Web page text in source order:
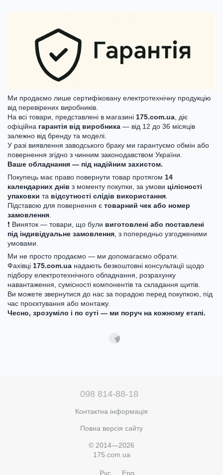
Ми продаємо лише сертифіковану електротехнічну продукцію
від перевірених виробників.
На всі товари, представлені в магазині 175.com.ua , діє
офіційна гарантія від виробника — від 12 до 36 місяців
залежно від бренду та моделі.
У разі виявлення заводського браку ми гарантуємо обмін або
повернення згідно з чинним законодавством України.
Ваше обладнання — під надійним захистом.
Покупець має право повернути товар протягом 14
календарних днів з моменту покупки, за умови цілісності
упаковки та відсутності слідів використання
Підставою для повернення є товарний чек або номер
замовлення
❗ Виняток — товари, що були виготовлені або поставлені
під індивідуальне замовлення , з попередньо узгодженими
умовами.
Ми не просто продаємо — ми допомагаємо обрати.
Фахівці 175.com.ua надають безкоштовні консультації щодо
підбору електротехнічного обладнання, розрахунку
навантаження, сумісності компонентів та складання щитів.
Ви можете звернутися до нас за порадою перед покупкою, під
час проєктування або монтажу.
Чесно, зрозуміло і по суті — ми поруч на кожному етапі.
098 814-88-18
Контактна інформація
Повна версія сайту
© 2014—2026
175.com.ua
Рус Eng